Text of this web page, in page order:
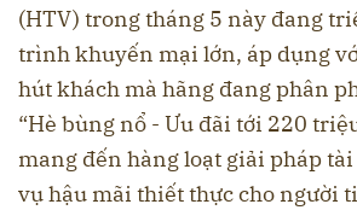
(HTV) trong tháng 5 này đang
trình khuyến mại lớn, áp dụng
hút khách mà hãng đang phân
“Hè bùng nổ - Ưu đãi tới 220
mang đến hàng loạt giải pháp
vụ hậu mãi thiết thực cho người